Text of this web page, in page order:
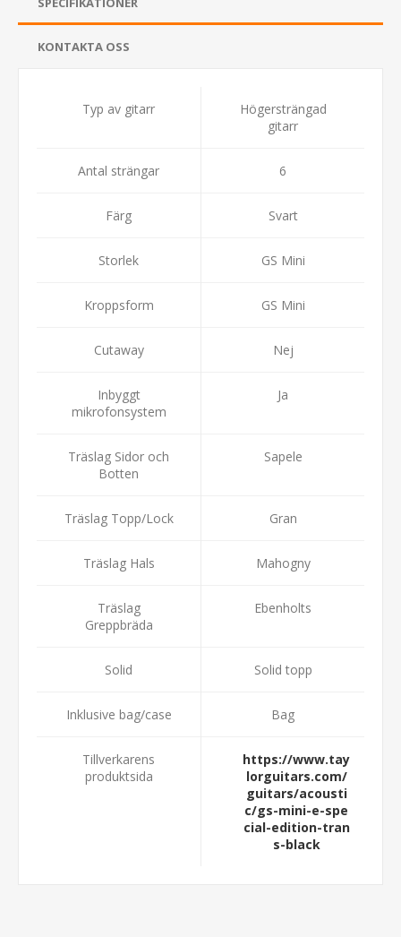
KONTAKTA OSS
Typ av gitarr
Högersträngad
gitarr
Antal strängar 6
Färg Svart
Storlek GS Mini
Kroppsform GS Mini
Cutaway Nej
Inbyggt
mikrofonsystem
Ja
Träslag Sidor och
Botten
Sapele
Träslag Topp/Lock Gran
Träslag Hals Mahogny
Träslag
Greppbräda
Ebenholts
Solid Solid topp
Inklusive bag/case Bag
Tillverkarens
produktsida
https://www.tay
lorguitars.com/
guitars/acousti
c/gs-mini-e-spe
cial-edition-tran
s-black